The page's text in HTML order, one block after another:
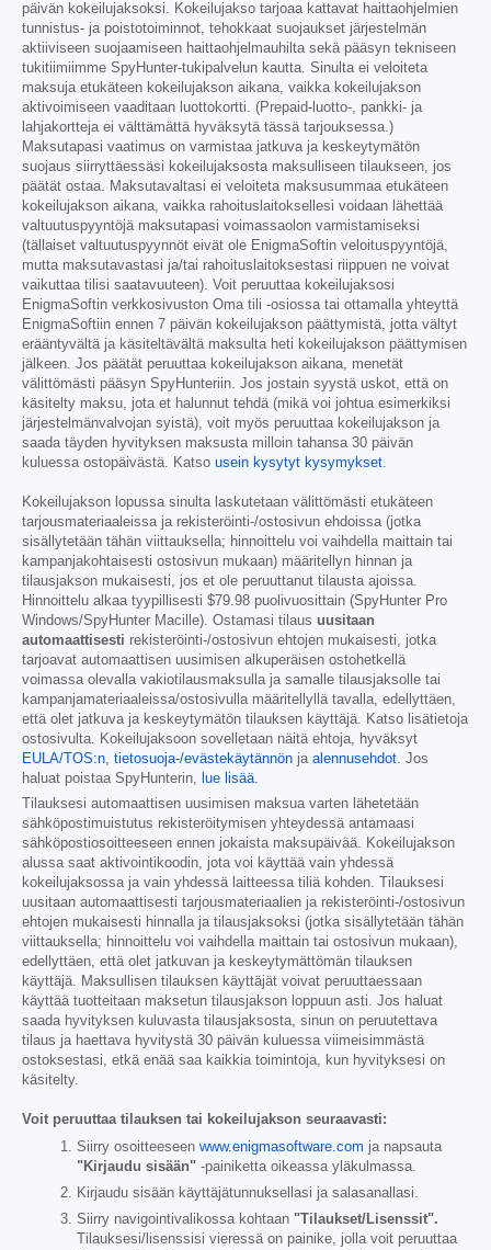
päivän kokeilujaksoksi. Kokeilujakso tarjoaa kattavat haittaohjelmien
tunnistus- ja poistotoiminnot, tehokkaat suojaukset järjestelmän
aktiiviseen suojaamiseen haittaohjelmauhilta sekä pääsyn tekniseen
tukitiimiimme SpyHunter-tukipalvelun kautta. Sinulta ei veloiteta
maksuja etukäteen kokeilujakson aikana, vaikka kokeilujakson
aktivoimiseen vaaditaan luottokortti. (Prepaid-luotto-, pankki- ja
lahjakortteja ei välttämättä hyväksytä tässä tarjouksessa.)
Maksutapasi vaatimus on varmistaa jatkuva ja keskeytymätön
suojaus siirryttäessäsi kokeilujaksosta maksulliseen tilaukseen, jos
päätät ostaa. Maksutavaltasi ei veloiteta maksusummaa etukäteen
kokeilujakson aikana, vaikka rahoituslaitoksellesi voidaan lähettää
valtuutuspyyntöjä maksutapasi voimassaolon varmistamiseksi
(tällaiset valtuutuspyynnöt eivät ole EnigmaSoftin veloituspyyntöjä,
mutta maksutavastasi ja/tai rahoituslaitoksestasi riippuen ne voivat
vaikuttaa tilisi saatavuuteen). Voit peruuttaa kokeilujaksosi
EnigmaSoftin verkkosivuston Oma tili -osiossa tai ottamalla yhteyttä
EnigmaSoftiin ennen 7 päivän kokeilujakson päättymistä, jotta vältyt
erääntyvältä ja käsiteltävältä maksulta heti kokeilujakson päättymisen
jälkeen. Jos päätät peruuttaa kokeilujakson aikana, menetät
välittömästi pääsyn SpyHunteriin. Jos jostain syystä uskot, että on
käsitelty maksu, jota et halunnut tehdä (mikä voi johtua esimerkiksi
järjestelmänvalvojan syistä), voit myös peruuttaa kokeilujakson ja
saada täyden hyvityksen maksusta milloin tahansa 30 päivän
kuluessa ostopäivästä. Katso usein kysytyt kysymykset.
Kokeilujakson lopussa sinulta laskutetaan välittömästi etukäteen
tarjousmateriaaleissa ja rekisteröinti-/ostosivun ehdoissa (jotka
sisällytetään tähän viittauksella; hinnoittelu voi vaihdella maittain tai
kampanjakohtaisesti ostosivun mukaan) määritellyn hinnan ja
tilausjakson mukaisesti, jos et ole peruuttanut tilausta ajoissa.
Hinnoittelu alkaa tyypillisesti $79.98 puolivuosittain (SpyHunter Pro
Windows/SpyHunter Macille). Ostamasi tilaus uusitaan
automaattisesti rekisteröinti-/ostosivun ehtojen mukaisesti, jotka
tarjoavat automaattisen uusimisen alkuperäisen ostohetkellä
voimassa olevalla vakiotilausmaksulla ja samalle tilausjaksolle tai
kampanjamateriaaleissa/ostosivulla määritellyllä tavalla, edellyttäen,
että olet jatkuva ja keskeytymätön tilauksen käyttäjä. Katso lisätietoja
ostosivulta. Kokeilujaksoon sovelletaan näitä ehtoja, hyväksyt
EULA/TOS:n, tietosuoja-/evästekäytännön ja alennusehdot. Jos
haluat poistaa SpyHunterin, lue lisää.
Tilauksesi automaattisen uusimisen maksua varten lähetetään
sähköpostimuistutus rekisteröitymisen yhteydessä antamaasi
sähköpostiosoitteeseen ennen jokaista maksupäivää. Kokeilujakson
alussa saat aktivointikoodin, jota voi käyttää vain yhdessä
kokeilujaksossa ja vain yhdessä laitteessa tiliä kohden. Tilauksesi
uusitaan automaattisesti tarjousmateriaalien ja rekisteröinti-/ostosivun
ehtojen mukaisesti hinnalla ja tilausjaksoksi (jotka sisällytetään tähän
viittauksella; hinnoittelu voi vaihdella maittain tai ostosivun mukaan),
edellyttäen, että olet jatkuvan ja keskeytymättömän tilauksen
käyttäjä. Maksullisen tilauksen käyttäjät voivat peruuttaessaan
käyttää tuotteitaan maksetun tilausjakson loppuun asti. Jos haluat
saada hyvityksen kuluvasta tilausjaksosta, sinun on peruutettava
tilaus ja haettava hyvitystä 30 päivän kuluessa viimeisimmästä
ostoksestasi, etkä enää saa kaikkia toimintoja, kun hyvityksesi on
käsitelty.
Voit peruuttaa tilauksen tai kokeilujakson seuraavasti:
Siirry osoitteeseen www.enigmasoftware.com ja napsauta
"Kirjaudu sisään" -painiketta oikeassa yläkulmassa.
Kirjaudu sisään käyttäjätunnuksellasi ja salasanallasi.
Siirry navigointivalikossa kohtaan "Tilaukset/Lisenssit".
Tilauksesi/lisenssisi vieressä on painike, jolla voit peruuttaa